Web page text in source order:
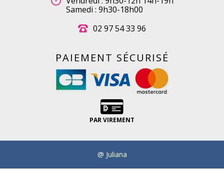
Samedi : 9h30-18h00
02 97 54 33 96
PAIEMENT SÉCURISÉ
PAR VIREMENT
@ Juliana